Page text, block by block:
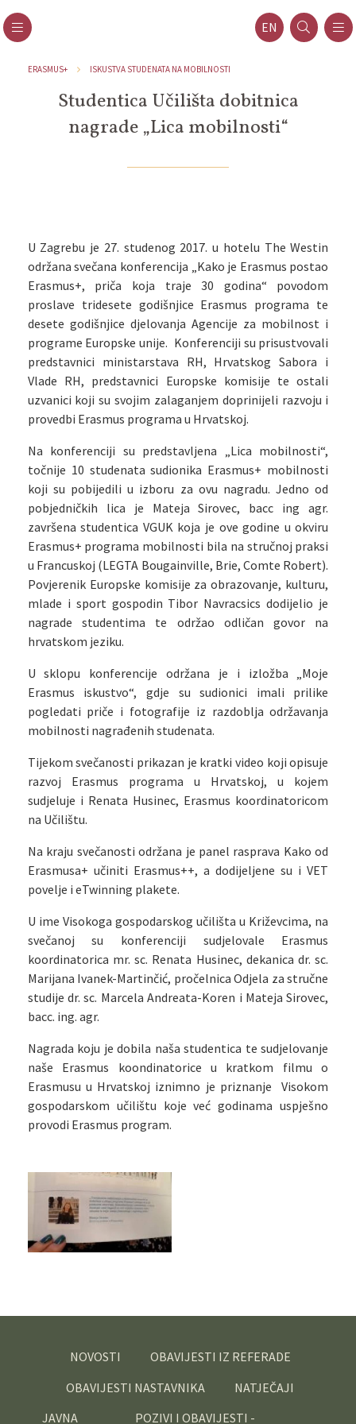
EN
ERASMUS+ ISKUSTVA STUDENATA NA MOBILNOSTI
Studentica Učilišta dobitnica
nagrade „Lica mobilnosti“
U Zagrebu je 27. studenog 2017. u hotelu The Westin
održana svečana konferencija „Kako je Erasmus postao
Erasmus+, priča koja traje 30 godina“ povodom
proslave tridesete godišnjice Erasmus programa te
desete godišnjice djelovanja Agencije za mobilnost i
programe Europske unije. Konferenciji su prisustvovali
predstavnici ministarstava RH, Hrvatskog Sabora i
Vlade RH, predstavnici Europske komisije te ostali
uzvanici koji su svojim zalaganjem doprinijeli razvoju i
provedbi Erasmus programa u Hrvatskoj.
Na konferenciji su predstavljena „Lica mobilnosti“,
točnije 10 studenata sudionika Erasmus+ mobilnosti
koji su pobijedili u izboru za ovu nagradu. Jedno od
pobjedničkih lica je Mateja Sirovec, bacc ing agr.
završena studentica VGUK koja je ove godine u okviru
Erasmus+ programa mobilnosti bila na stručnoj praksi
u Francuskoj (LEGTA Bougainville, Brie, Comte Robert).
Povjerenik Europske komisije za obrazovanje, kulturu,
mlade i sport gospodin Tibor Navracsics dodijelio je
nagrade studentima te održao odličan govor na
hrvatskom jeziku.
U sklopu konferencije održana je i izložba „Moje
Erasmus iskustvo“, gdje su sudionici imali prilike
pogledati priče i fotografije iz razdoblja održavanja
mobilnosti nagrađenih studenata.
Tijekom svečanosti prikazan je kratki video koji opisuje
razvoj Erasmus programa u Hrvatskoj, u kojem
sudjeluje i Renata Husinec, Erasmus koordinatoricom
na Učilištu.
Na kraju svečanosti održana je panel rasprava Kako od
Erasmusa+ učiniti Erasmus++, a dodijeljene su i VET
povelje i eTwinning plakete.
U ime Visokoga gospodarskog učilišta u Križevcima, na
svečanoj su konferenciji sudjelovale Erasmus
koordinatorica mr. sc. Renata Husinec, dekanica dr. sc.
Marijana Ivanek-Martinčić, pročelnica Odjela za stručne
studije dr. sc. Marcela Andreata-Koren i Mateja Sirovec,
bacc. ing. agr.
Nagrada koju je dobila naša studentica te sudjelovanje
naše Erasmus koondinatorice u kratkom filmu o
Erasmusu u Hrvatskoj iznimno je priznanje Visokom
gospodarskom učilištu koje već godinama uspješno
provodi Erasmus program.
NOVOSTI
OBAVIJESTI IZ REFERADE
OBAVIJESTI NASTAVNIKA
NATJEČAJI
JAVNA
POZIVI I OBAVIJESTI -